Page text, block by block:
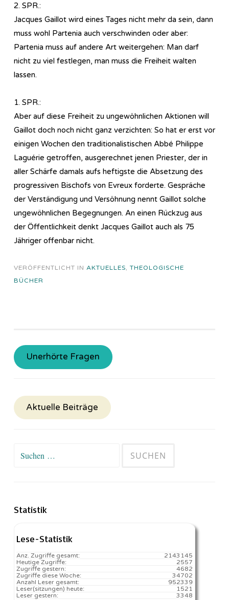
2. SPR.:
Jacques Gaillot wird eines Tages nicht mehr da sein, dann
muss wohl Partenia auch verschwinden oder aber:
Partenia muss auf andere Art weitergehen: Man darf
nicht zu viel festlegen, man muss die Freiheit walten
lassen.
1. SPR.:
Aber auf diese Freiheit zu ungewöhnlichen Aktionen will
Gaillot doch noch nicht ganz verzichten: So hat er erst vor
einigen Wochen den traditionalistischen Abbé Philippe
Laguérie getroffen, ausgerechnet jenen Priester, der in
aller Schärfe damals aufs heftigste die Absetzung des
progressiven Bischofs von Evreux forderte. Gespräche
der Verständigung und Versöhnung nennt Gaillot solche
ungewöhnlichen Begegnungen. An einen Rückzug aus
der Öffentlichkeit denkt Jacques Gaillot auch als 75
Jähriger offenbar nicht.
VERÖFFENTLICHT IN AKTUELLES, THEOLOGISCHE
BÜCHER
Unerhörte Fragen
Aktuelle Beiträge
Suchen
Statistik
Lese-Statistik
2143145
Anz. Zugriffe gesamt:
2557
Heutige Zugriffe:
4682
Zugriffe gestern:
34702
Zugriffe diese Woche:
952339
Anzahl Leser gesamt:
1521️
Leser(sitzungen) heute:
3348
Leser gestern: